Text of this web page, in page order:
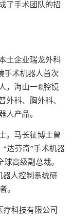
了手术团队的招
土企业瑞龙外科
术机器人首次
，海山一®腔镜
外科、胸外科、
人产品。
。马长征博士曾
达芬奇”手术机器
球高级副总裁。
器人控制系统研
。
疗科技有限公司